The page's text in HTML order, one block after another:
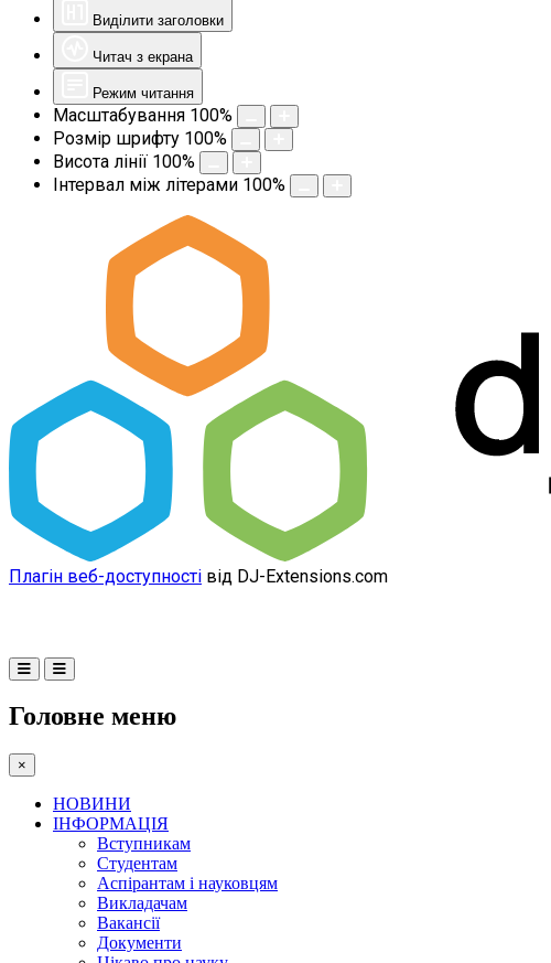
Виділити заголовки
Читач з екрана
Режим читання
Масштабування 100%
Розмір шрифту 100%
Висота лінії 100%
Інтервал між літерами 100%
Плагін веб-доступності від DJ-Extensions.com
Головне меню
×
НОВИНИ
ІНФОРМАЦІЯ
Вступникам
Студентам
Аспірантам і науковцям
Викладачам
Вакансії
Документи